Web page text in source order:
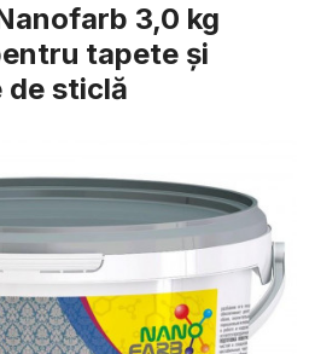
3,0 kg
tapete și
de sticlă